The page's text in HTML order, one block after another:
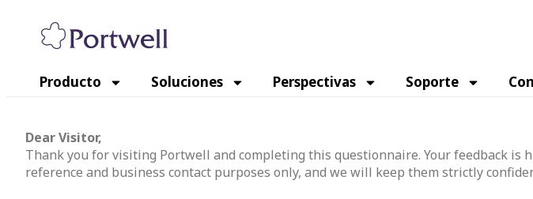
Producto Soluciones Perspectivas Soporte
Dear Visitor,
Thank you for visiting Portwell and completing this questionnaire. Your feedback
reference and business contact purposes only, and we will keep them strictly